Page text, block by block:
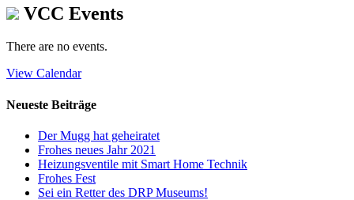
VCC Events
There are no events.
View Calendar
Neueste Beiträge
Der Mugg hat geheiratet
Frohes neues Jahr 2021
Heizungsventile mit Smart Home Technik
Frohes Fest
Sei ein Retter des DRP Museums!